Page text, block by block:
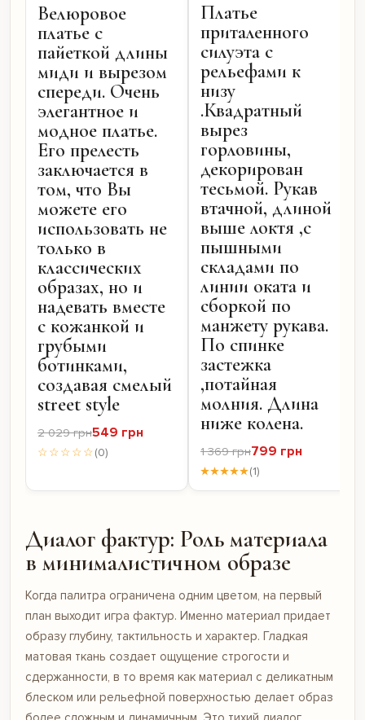
Велюровое
платье с
пайеткой длины
миди и вырезом
спереди. Очень
элегантное и
модное платье.
Его прелесть
заключается в
том, что Вы
можете его
использовать не
только в
классических
образах, но и
надевать вместе
с кожанкой и
грубыми
ботинками,
создавая смелый
street style
2 029 грн549 грн
☆☆☆☆☆(0)
Платье
приталенного
силуэта с
рельефами к
низу
.Квадратный
вырез
горловины,
декорирован
тесьмой. Рукав
втачной, длиной
выше локтя ,с
пышными
складами по
линии оката и
сборкой по
манжету рукава.
По спинке
застежка
,потайная
молния. Длина
ниже колена.
1 369 грн799 грн
★★★★★(1)
Диалог фактур: Роль материала
в минималистичном образе
Когда палитра ограничена одним цветом, на первый
план выходит игра фактур. Именно материал придает
образу глубину, тактильность и характер. Гладкая
матовая ткань создает ощущение строгости и
сдержанности, в то время как материал с деликатным
блеском или рельефной поверхностью делает образ